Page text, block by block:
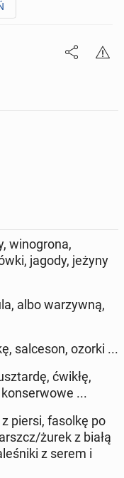
winogrona,
jagody, jeżyny
albo warzywną,
salceson, ozorki ...
ćwikłę,
...
piersi, fasolkę po
żurek z białą
z serem i